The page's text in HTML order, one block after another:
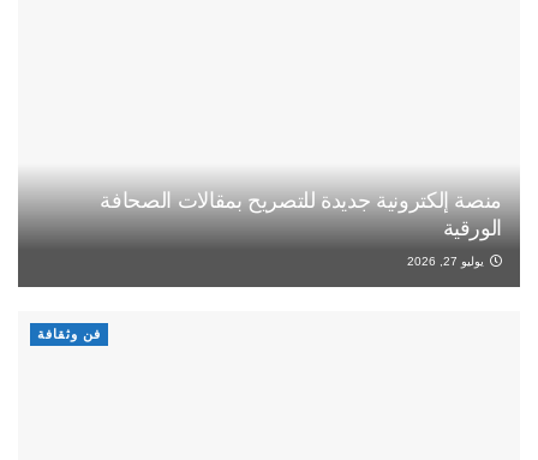
منصة إلكترونية جديدة للتصريح بمقالات الصحافة
الورقية
يوليو 27, 2026
فن وثقافة